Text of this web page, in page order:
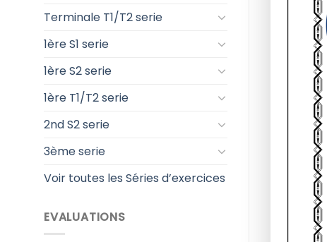
Terminale T1/T2 serie
1ère S1 serie
1ère S2 serie
1ère T1/T2 serie
2nd S2 serie
3ème serie
Voir toutes les Séries d’exercices
EVALUATIONS